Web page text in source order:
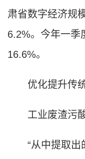
肃省数字经济规
6.2%。今年一季
16.6%。
优化提升传
工业废渣污酸
“从中提取出的